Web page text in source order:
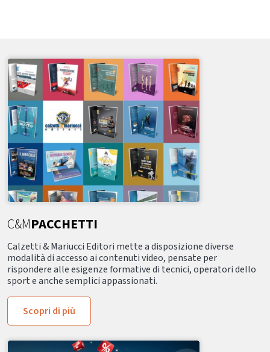
C&MPACCHETTI
Calzetti & Mariucci Editori mette a disposizione diverse
modalità di accesso ai contenuti video, pensate per
rispondere alle esigenze formative di tecnici, operatori dello
sport e anche semplici appassionati.
Scopri di più